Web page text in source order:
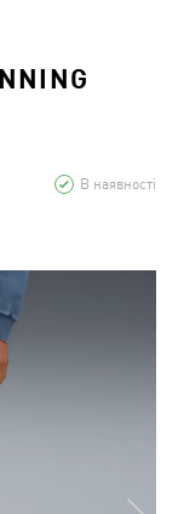
В наявності